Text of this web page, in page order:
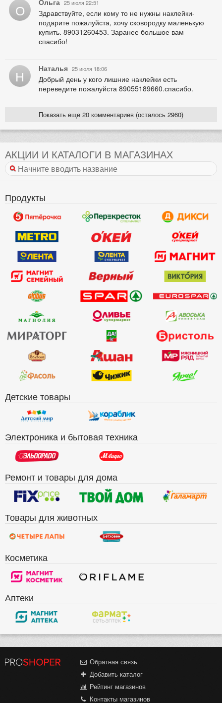
О Ольга 25 июля 22:51
Здравствуйте, если кому то не нужны наклейки-
подарите пожалуйста, хочу сковородку маленькую
купить. 89031260453. Заранее большое вам
спасибо!
Н Наталья 25 июля 18:06
Добрый день у кого лишние наклейки есть
переведите пожалуйста 89055189660.спасибо.
Показать еще 20 комментариев (осталось 2960)
АКЦИИ И КАТАЛОГИ В МАГАЗИНАХ
Продукты
Детские товары
Электроника и бытовая техника
Ремонт и товары для дома
Товары для животных
Косметика
Аптеки
Обратная связь
Добавить каталог
Рейтинг магазинов
Контакты магазинов